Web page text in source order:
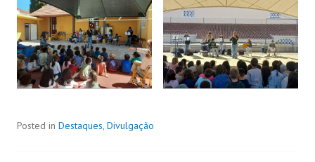
Posted in Destaques, Divulgação